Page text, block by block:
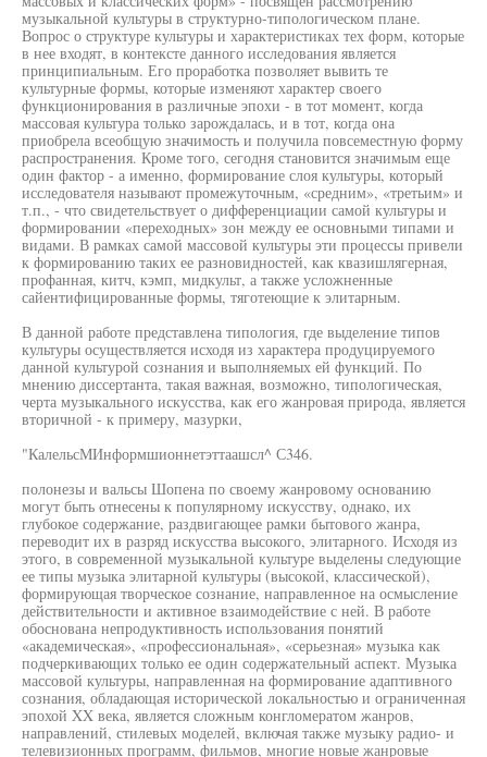
музыкальной культуры в структурно-типологическом плане.
Вопрос о структуре культуры и характеристиках тех форм, которые
в нее входят, в контексте данного исследования является
принципиальным. Его проработка позволяет вывить те
культурные формы, которые изменяют характер своего
функционирования в различные эпохи - в тот момент, когда
массовая культура только зарождалась, и в тот, когда она
приобрела всеобщую значимость и получила повсеместную форму
распространения. Кроме того, сегодня становится значимым еще
один фактор - а именно, формирование слоя культуры, который
исследователя называют промежуточным, «средним», «третьим» и
т.п., - что свидетельствует о дифференциации самой культуры и
формировании «переходных» зон между ее основными типами и
видами. В рамках самой массовой культуры эти процессы привели
к формированию таких ее разновидностей, как квазишлягерная,
профанная, китч, кэмп, мидкульт, а также усложненные
сайентифицированные формы, тяготеющие к элитарным.
В данной работе представлена типология, где выделение типов
культуры осуществляется исходя из характера продуцируемого
данной культурой сознания и выполняемых ей функций. По
мнению диссертанта, такая важная, возможно, типологическая,
черта музыкального искусства, как его жанровая природа, является
вторичной - к примеру, мазурки,
"КалельсМИнформшионнетэттаашсл^ С346.
полонезы и вальсы Шопена по своему жанровому основанию
могут быть отнесены к популярному искусству, однако, их
глубокое содержание, раздвигающее рамки бытового жанра,
переводит их в разряд искусства высокого, элитарного. Исходя из
этого, в современной музыкальной культуре выделены следующие
ее типы музыка элитарной культуры (высокой, классической),
формирующая творческое сознание, направленное на осмысление
действительности и активное взаимодействие с ней. В работе
обоснована непродуктивность использования понятий
«академическая», «профессиональная», «серьезная» музыка как
подчеркивающих только ее один содержательный аспект. Музыка
массовой культуры, направленная на формирование адаптивного
сознания, обладающая исторической локальностью и ограниченная
эпохой XX века, является сложным конгломератом жанров,
направлений, стилевых моделей, включая также музыку радио- и
телевизионных программ, фильмов, многие новые жанровые